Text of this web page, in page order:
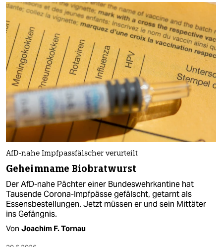
AfD-nahe Impfpassfälscher verurteilt
Geheimname Biobratwurst
Der AfD-nahe Pächter einer Bundeswehrkantine hat
Tausende Corona-Impfpässe gefälscht, getarnt als
Essensbestellungen. Jetzt müssen er und sein Mittäter
ins Gefängnis.
Von Joachim F. Tornau